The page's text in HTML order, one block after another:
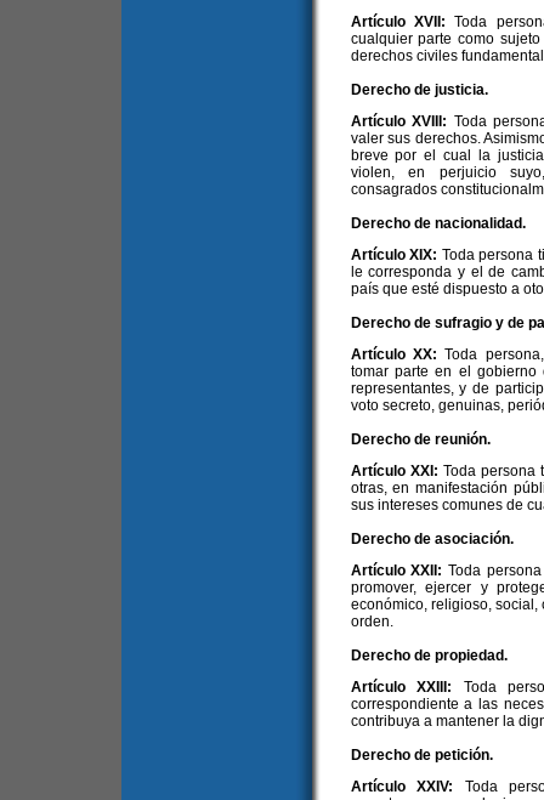
Artículo XVII:Toda
cualquier parte como
derechos civiles
Derecho de justicia.
Artículo XVIII: Toda
valer sus derechos.
breve por el cual la
violen, en perjuicio
consagrados
Derecho de nacionalidad.
Artículo XIX: Toda persona
le corresponda y el de
país que esté dispuesto a
Derecho de sufragio y de
Artículo XX:Toda
tomar parte en el
representantes, y de
voto secreto, genuinas,
Derecho de reunión.
Artículo XXI: Toda persona
otras, en manifestación
sus intereses comunes de
Derecho de asociación.
Artículo XXII:Toda
promover, ejercer y
económico, religioso,
orden.
Derecho de propiedad.
Artículo XXIII: Toda
correspondiente a las
contribuya a mantener la
Derecho de petición.
Artículo XXIV: Toda